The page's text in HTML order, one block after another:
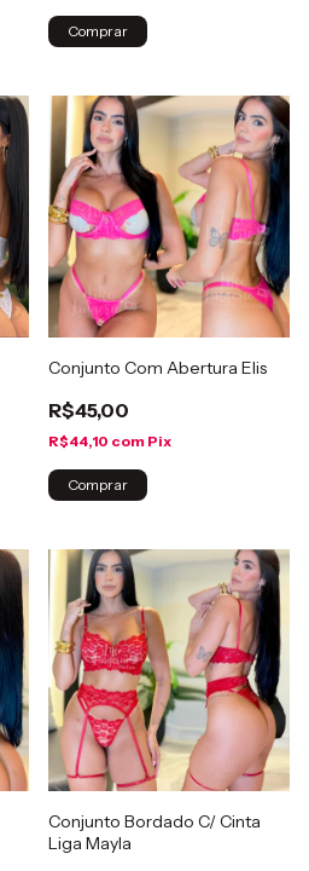
Comprar
Conjunto Com Abertura Elis
R$45,00
R$44,10 com Pix
Comprar
Conjunto Bordado C/ Cinta
Liga Mayla